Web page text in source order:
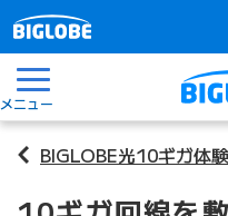
メニュー
BIGLOBE光10ギガ体